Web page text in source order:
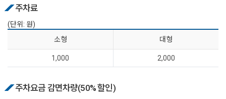
주차료
(단위: 원)
소 형
대 형
1,000 2,000
주차요금 감면차량(50% 할인)